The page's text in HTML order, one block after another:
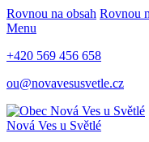
Rovnou na obsah Rovnou
Menu
+420 569 456 658
ou@novavesusvetle.cz
Nová Ves u Světlé